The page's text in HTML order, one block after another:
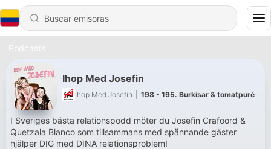
Podcasts
Ihop Med Josefin
Ihop Med Josefin 198 - 195. Burkisar & tomatpuré
I Sveriges bästa relationspodd möter du Josefin Crafoord &
Quetzala Blanco som tillsammans med spännande gäster
hjälper DIG med DINA relationsproblem!